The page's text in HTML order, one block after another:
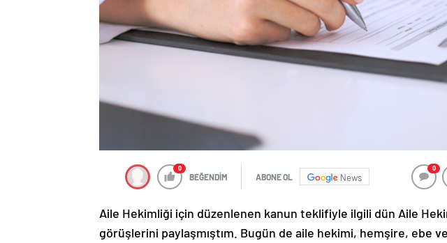
0
BEĞENDİM ABONE OL News
0
Aile Hekimliği için düzenlenen kanun teklifiyle ilgili dün Aile
görüşlerini paylaşmıştım. Bugün de aile hekimi, hemşire, ebe ve